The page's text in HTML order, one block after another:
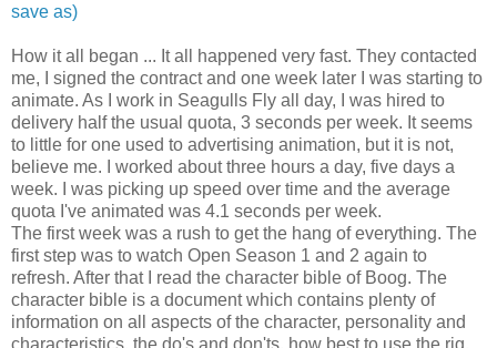
save as)
How it all began ... It all happened very fast. They contacted
me, I signed the contract and one week later I was starting to
animate. As I work in Seagulls Fly all day, I was hired to
delivery half the usual quota, 3 seconds per week. It seems
to little for one used to advertising animation, but it is not,
believe me. I worked about three hours a day, five days a
week. I was picking up speed over time and the average
quota I've animated was 4.1 seconds per week.
The first week was a rush to get the hang of everything. The
first step was to watch Open Season 1 and 2 again to
refresh. After that I read the character bible of Boog. The
character bible is a document which contains plenty of
information on all aspects of the character, personality and
characteristics, the do's and don'ts, how best to use the rig,